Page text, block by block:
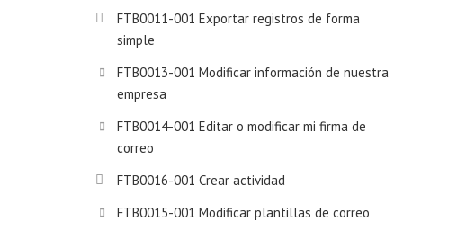
FTB0011-001 Exportar registros de forma
simple
FTB0013-001 Modificar información de nuestra
empresa
FTB0014-001 Editar o modificar mi firma de
correo
FTB0016-001 Crear actividad
FTB0015-001 Modificar plantillas de correo